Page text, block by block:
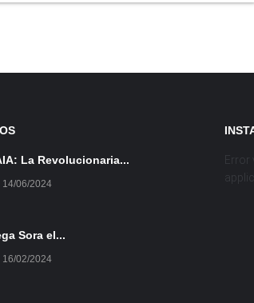
La Revolucionaria...
14/06/2024
Sora el...
16/02/2024